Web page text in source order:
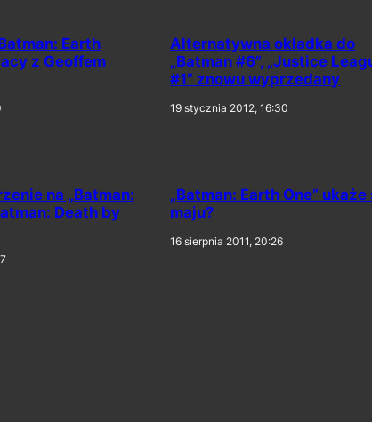
Earth
z Geoffem
Alternatywna okładka do
„Batman #6”, „Justice
#1” znowu wyprzedany
19 stycznia 2012, 16:30
na „Batman:
Death by
„Batman: Earth One” ukaże
maju?
16 sierpnia 2011, 20:26